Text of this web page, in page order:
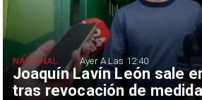
Joaquín Lavín León sale
tras revocación de
NACIONAL Ayer A Las 12:40